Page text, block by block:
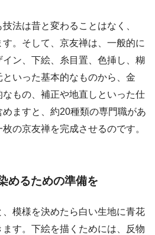
法は昔と変わることはなく、
。そして、京友禅は、一般的に
ン、下絵、糸目置、色挿し、糊
いった基本的なものから、金
もの、補正や地直しといった仕
めますと、約20種類の専門職があ
の京友禅を完成させるのです。
めるための準備を
模様を決めたら白い生地に青花
す。下絵を描くためには、反物